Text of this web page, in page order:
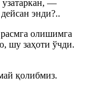
—
энди?..
олишимга
шу заҳоти ўчди.
қолибмиз.